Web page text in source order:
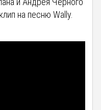
на песню Wally.